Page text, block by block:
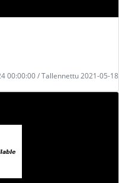
00:00:00 / Tallennettu 2021-05-18